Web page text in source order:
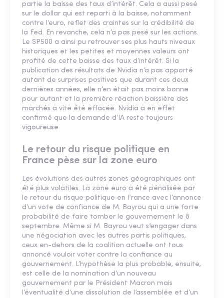
partie la baisse des taux d’intérêt. Cela a aussi pesé
sur le dollar qui est reparti à la baisse, notamment
contre l’euro, reflet des craintes sur la crédibilité de
la Fed. En revanche, cela n’a pas pesé sur les actions.
Le SP500 a ainsi pu retrouver ses plus hauts niveaux
historiques et les petites et moyennes valeurs ont
profité de cette baisse des taux d’intérêt. Si la
publication des résultats de Nvidia n’a pas apporté
autant de surprises positives que durant ces deux
dernières années, elle n’en était pas moins bonne
pour autant et la première réaction baissière des
marchés a vite été effacée. Nvidia a en effet
confirmé que la demande d’IA reste toujours
vigoureuse.
Le retour du risque politique en
France pèse sur la zone euro
Les évolutions des autres zones géographiques ont
été plus volatiles. La zone euro a été pénalisée par
le retour du risque politique en France avec l’annonce
d’un vote de confiance de M. Bayrou qui a une forte
probabilité de faire tomber le gouvernement le 8
septembre. Même si M. Bayrou veut s’engager dans
une négociation avec les autres partis politiques,
ceux en-dehors de la coalition actuelle ont tous
annoncé vouloir voter contre la confiance au
gouvernement. L’hypothèse la plus probable, ensuite,
est celle de la nomination d’un nouveau
gouvernement par le Président Macron mais
l’éventualité d’une dissolution de l’assemblée et d’un